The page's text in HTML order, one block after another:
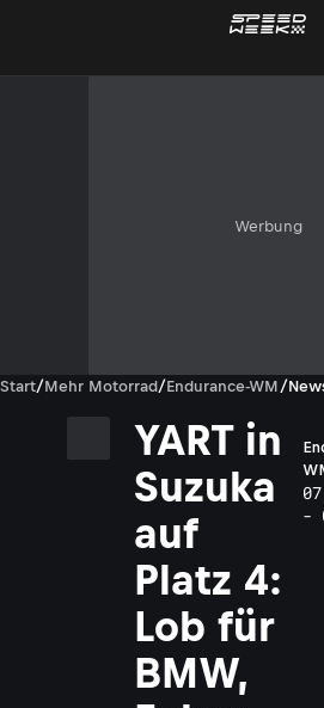
Werbung
Start/Mehr Motorrad/Endurance-WM /
YART in
Suzuka
auf
Platz 4:
Lob für
BMW,
-